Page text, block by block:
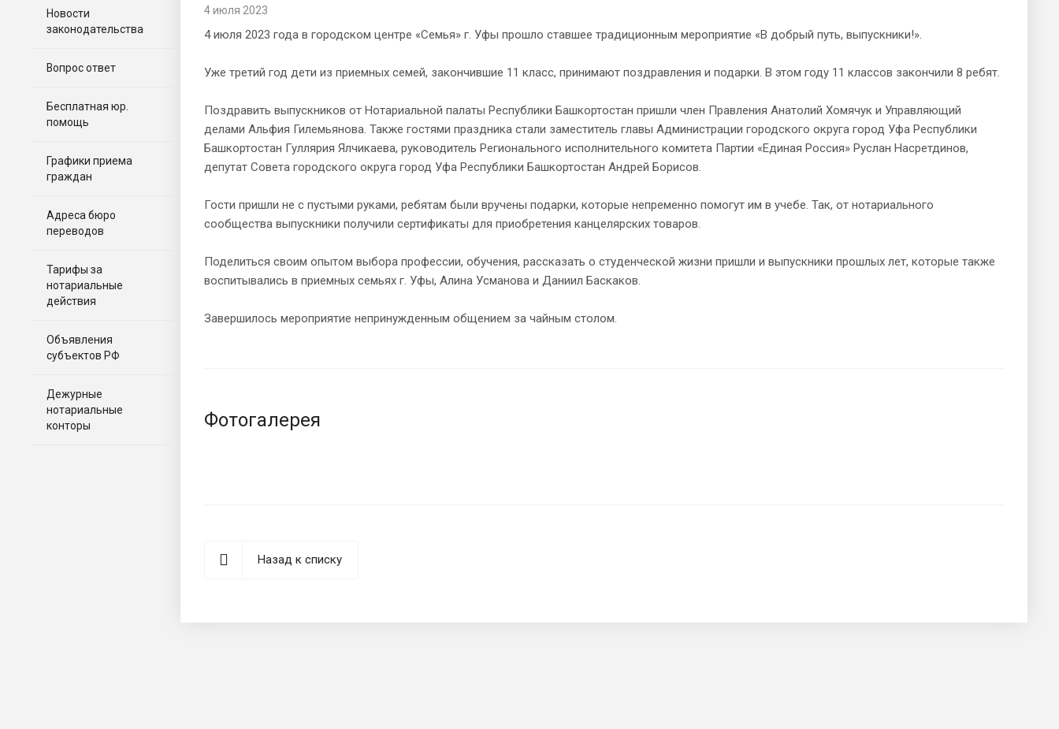
Новости
законодательства
Вопрос ответ
Бесплатная юр.
помощь
Графики приема
граждан
Адреса бюро
переводов
Тарифы за
нотариальные
действия
Объявления
субъектов РФ
Дежурные
нотариальные
конторы
4 июля 2023
4 июля 2023 года в городском центре «Семья» г. Уфы прошло ставшее традиционным мероприятие «В добрый путь, выпускники!».
Уже третий год дети из приемных семей, закончившие 11 класс, принимают поздравления и подарки. В этом году 11 классов закончили 8 ребят.
Поздравить выпускников от Нотариальной палаты Республики Башкортостан пришли член Правления Анатолий Хомячук и Управляющий
делами Альфия Гилемьянова. Также гостями праздника стали заместитель главы Администрации городского округа город Уфа Республики
Башкортостан Гуллярия Ялчикаева, руководитель Регионального исполнительного комитета Партии «Единая Россия» Руслан Насретдинов,
депутат Совета городского округа город Уфа Республики Башкортостан Андрей Борисов.
Гости пришли не с пустыми руками, ребятам были вручены подарки, которые непременно помогут им в учебе. Так, от нотариального
сообщества выпускники получили сертификаты для приобретения канцелярских товаров.
Поделиться своим опытом выбора профессии, обучения, рассказать о студенческой жизни пришли и выпускники прошлых лет, которые также
воспитывались в приемных семьях г. Уфы, Алина Усманова и Даниил Баскаков.
Завершилось мероприятие непринужденным общением за чайным столом.
Фотогалерея
Назад к списку